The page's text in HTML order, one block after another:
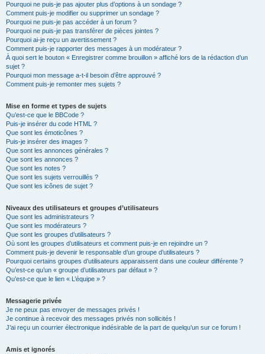
Pourquoi ne puis-je pas ajouter plus d’options à un sondage ?
Comment puis-je modifier ou supprimer un sondage ?
Pourquoi ne puis-je pas accéder à un forum ?
Pourquoi ne puis-je pas transférer de pièces jointes ?
Pourquoi ai-je reçu un avertissement ?
Comment puis-je rapporter des messages à un modérateur ?
À quoi sert le bouton « Enregistrer comme brouillon » affiché lors de la rédaction d’un
sujet ?
Pourquoi mon message a-t-il besoin d’être approuvé ?
Comment puis-je remonter mes sujets ?
Mise en forme et types de sujets
Qu’est-ce que le BBCode ?
Puis-je insérer du code HTML ?
Que sont les émoticônes ?
Puis-je insérer des images ?
Que sont les annonces générales ?
Que sont les annonces ?
Que sont les notes ?
Que sont les sujets verrouillés ?
Que sont les icônes de sujet ?
Niveaux des utilisateurs et groupes d’utilisateurs
Que sont les administrateurs ?
Que sont les modérateurs ?
Que sont les groupes d’utilisateurs ?
Où sont les groupes d’utilisateurs et comment puis-je en rejoindre un ?
Comment puis-je devenir le responsable d’un groupe d’utilisateurs ?
Pourquoi certains groupes d’utilisateurs apparaissent dans une couleur différente ?
Qu’est-ce qu’un « groupe d’utilisateurs par défaut » ?
Qu’est-ce que le lien « L’équipe » ?
Messagerie privée
Je ne peux pas envoyer de messages privés !
Je continue à recevoir des messages privés non sollicités !
J’ai reçu un courrier électronique indésirable de la part de quelqu’un sur ce forum !
Amis et ignorés